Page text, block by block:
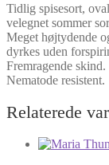
Tidlig spisesort,
velegnet sommer
Meget højtydende
dyrkes uden
Fremragende skind.
Nematode resistent.
Relaterede